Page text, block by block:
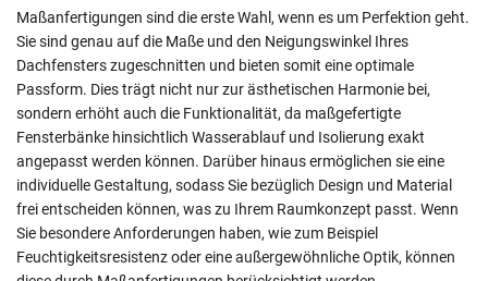
Maßanfertigungen sind die erste Wahl, wenn es um Perfektion geht.
Sie sind genau auf die Maße und den Neigungswinkel Ihres
Dachfensters zugeschnitten und bieten somit eine optimale
Passform. Dies trägt nicht nur zur ästhetischen Harmonie bei,
sondern erhöht auch die Funktionalität, da maßgefertigte
Fensterbänke hinsichtlich Wasserablauf und Isolierung exakt
angepasst werden können. Darüber hinaus ermöglichen sie eine
individuelle Gestaltung, sodass Sie bezüglich Design und Material
frei entscheiden können, was zu Ihrem Raumkonzept passt. Wenn
Sie besondere Anforderungen haben, wie zum Beispiel
Feuchtigkeitsresistenz oder eine außergewöhnliche Optik, können